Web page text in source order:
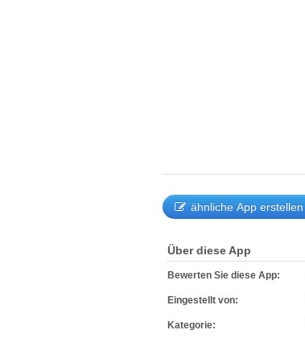
ähnliche App erstellen
Über diese App
Bewerten Sie diese App:
Eingestellt von:
Kategorie: